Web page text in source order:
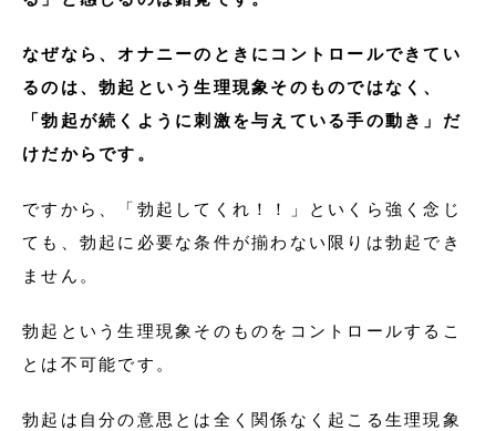
なぜなら、オナニーのときにコントロールできてい
るのは、勃起という生理現象そのものではなく、
「勃起が続くように刺激を与えている手の動き」だ
けだからです。
ですから、「勃起してくれ！！」といくら強く念じ
ても、勃起に必要な条件が揃わない限りは勃起でき
ません。
勃起という生理現象そのものをコントロールするこ
とは不可能です。
勃起は自分の意思とは全く関係なく起こる生理現象